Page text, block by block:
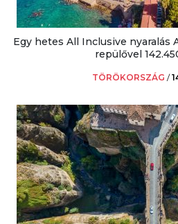
Egy hetes All Inclusive nyaralás
repülővel
TÖRÖKORSZÁG /